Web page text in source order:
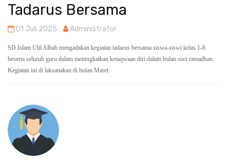
Tadarus Bersama
01 Juli 2025 Administrator
SD Islam Ulil Albab mengadakan kegiatan tadarus bersama siswa-siswi kelas 1-6
beserta seluruh guru dalam meningkatkan ketaqwaan diri dalam bulan suci ramadhan.
Kegiatan ini di laksanakan di bulan Maret.